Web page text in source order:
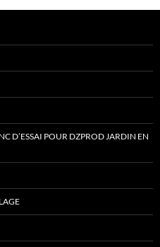
D’ESSAI POUR DZPROD JARDIN EN